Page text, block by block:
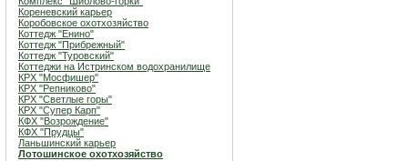
Кореневский карьер
Коробовское охотхозяйство
Коттедж "Енино"
Коттедж "Прибрежный"
Коттедж "Туровский"
Коттеджи на Истринском водохранилище
КРХ "Мосфишер"
КРХ "Репниково"
КРХ "Светлые горы"
КРХ "Супер Карп"
КФХ "Возрождение"
КФХ "Прудцы"
Ланьшинский карьер
Лотошинское охотхозяйство